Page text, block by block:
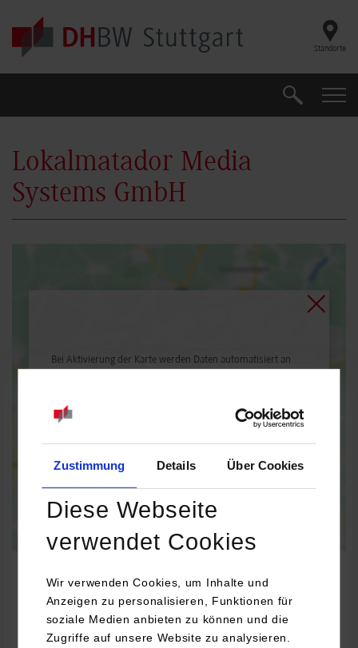
Zustimmung Details Über Cookies
Diese Webseite
verwendet Cookies
Wir verwenden Cookies, um Inhalte und
Anzeigen zu personalisieren, Funktionen für
soziale Medien anbieten zu können und die
Zugriffe auf unsere Website zu analysieren.
Skip to main content
Standorte
Suche
Lokalmatador Media
Systems GmbH
Bei Aktivierung der Karte werden Daten automatisiert an
Einmalig aktivieren
Informatik